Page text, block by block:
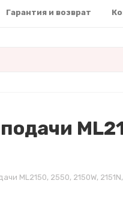
Гарантия и возврат
ML2150, 2550, 2150W, 2151N,